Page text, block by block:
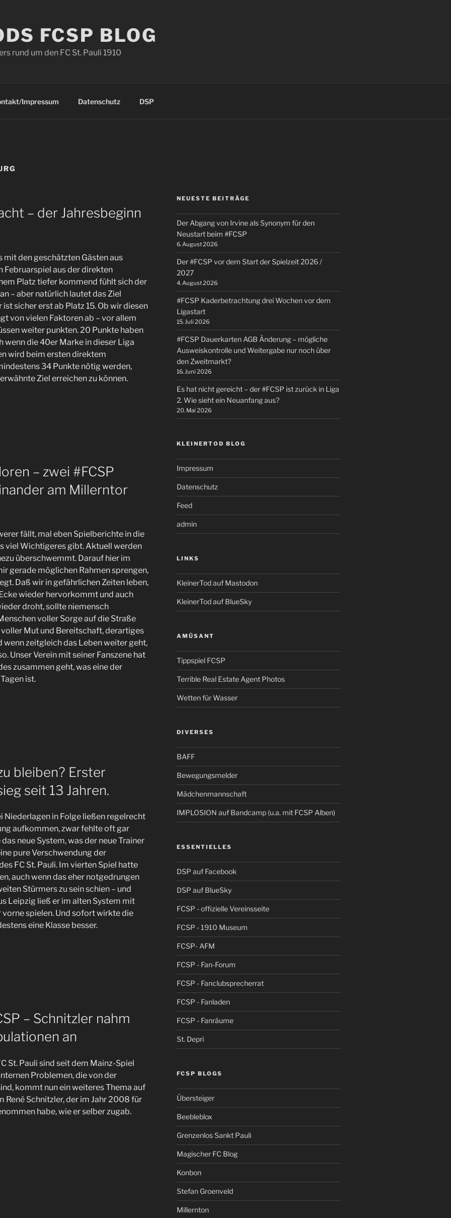
FCSP BLOG
rund um den FC St. Pauli 1910
Impressum Datenschutz DSP
– der Jahresbeginn
mit den geschätzten Gästen aus
Februarspiel aus der direkten
Platz tiefer kommend fühlt sich der
– aber natürlich lautet das Ziel
sicher erst ab Platz 15. Ob wir diesen
von vielen Faktoren ab – vor allem
weiter punkten. 20 Punkte haben
wenn die 40er Marke in dieser Liga
wird beim ersten direktem
34 Punkte nötig werden,
Ziel erreichen zu können.
– zwei #FCSP
am Millerntor
fällt, mal eben Spielberichte in die
viel Wichtigeres gibt. Aktuell werden
überschwemmt. Darauf hier im
gerade möglichen Rahmen sprengen,
Daß wir in gefährlichen Zeiten leben,
wieder hervorkommt und auch
droht, sollte niemensch
voller Sorge auf die Straße
Mut und Bereitschaft, derartiges
wenn zeitgleich das Leben weiter geht,
Unser Verein mit seiner Fanszene hat
zusammen geht, was eine der
ist.
bleiben? Erster
seit 13 Jahren.
Niederlagen in Folge ließen regelrecht
aufkommen, zwar fehlte oft gar
neue System, was der neue Trainer
pure Verschwendung der
FC St. Pauli. Im vierten Spiel hatte
auch wenn das eher notgedrungen
Stürmers zu sein schien – und
Leipzig ließ er im alten System mit
spielen. Und sofort wirkte die
eine Klasse besser.
– Schnitzler nahm
an
St. Pauli sind seit dem Mainz-Spiel
Problemen, die von der
kommt nun ein weiteres Thema auf
René Schnitzler, der im Jahr 2008 für
habe, wie er selber zugab.
NEUESTE BEITRÄGE
Der Abgang von Irvine als Synonym für den
Neustart beim #FCSP
6. August 2026
Der #FCSP vor dem Start der Spielzeit 2026 /
2027
4. August 2026
#FCSP Kaderbetrachtung drei Wochen vor dem
Ligastart
15. Juli 2026
#FCSP Dauerkarten AGB Änderung – mögliche
Ausweiskontrolle und Weitergabe nur noch über
den Zweitmarkt?
16. Juni 2026
Es hat nicht gereicht – der #FCSP ist zurück in Liga
2. Wie sieht ein Neuanfang aus?
20. Mai 2026
KLEINERTOD BLOG
Impressum
Datenschutz
Feed
admin
LINKS
KleinerTod auf Mastodon
KleinerTod auf BlueSky
AMÜSANT
Tippspiel FCSP
Terrible Real Estate Agent Photos
Wetten für Wasser
DIVERSES
BAFF
Bewegungsmelder
Mädchenmannschaft
IMPLOSION auf Bandcamp (u.a. mit FCSP Alben)
ESSENTIELLES
DSP auf Facebook
DSP auf BlueSky
FCSP - offizielle Vereinsseite
FCSP - 1910 Museum
FCSP- AFM
FCSP - Fan-Forum
FCSP - Fanclubsprecherrat
FCSP - Fanladen
FCSP - Fanräume
St. Depri
FCSP BLOGS
Übersteiger
Beebleblox
Grenzenlos Sankt Pauli
Magischer FC Blog
Konbon
Stefan Groenveld
Millernton